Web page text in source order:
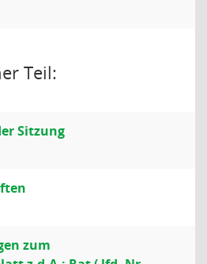
Teil:
Sitzung
zum